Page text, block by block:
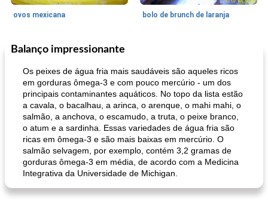
ovos mexicana bolo de brunch de laranja
130min
Pães De Fermento
pão plano (out)
Balanço impressionante
Os peixes de água fria mais saudáveis ​​são aqueles ricos
em gorduras ômega-3 e com pouco mercúrio - um dos
principais contaminantes aquáticos. No topo da lista estão
a cavala, o bacalhau, a arinca, o arenque, o mahi mahi, o
salmão, a anchova, o escamudo, a truta, o peixe branco,
o atum e a sardinha. Essas variedades de água fria são
ricas em ômega-3 e são mais baixas em mercúrio. O
salmão selvagem, por exemplo, contém 3,2 gramas de
gorduras ômega-3 em média, de acordo com a Medicina
Integrativa da Universidade de Michigan.